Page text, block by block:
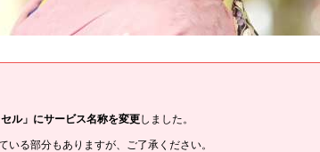
ル」にサービス名称を変更しました。
いる部分もありますが、ご了承ください。